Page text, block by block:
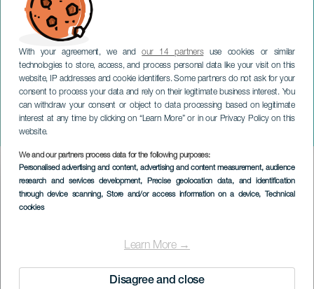
With your agreement, we andour 14 partnersuse cookies or similar
technologies to store, access, and process personal data like your visit on this
website, IP addresses and cookie identifiers. Some partners do not ask for your
consent to process your data and rely on their legitimate business interest. You
can withdraw your consent or object to data processing based on legitimate
interest at any time by clicking on “Learn More” or in our Privacy Policy on this
website.
We and our partners process data for the following purposes:
Personalised advertising and content, advertising and content measurement, audience
research and services development, Precise geolocation data, and identification
through device scanning, Store and/or access information on a device, Technical
cookies
Learn More →
Disagree and close
Paysages sonores
GRAN CANARIA
Imagen
Listado